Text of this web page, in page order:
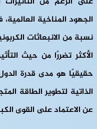
الجهود المناخية
نسبة من الانبعاثات
الأكثر تضررًا من حيث
حقيقيًا هو مدى قدرة الدول
الذاتية لتطوير الطاقة
عن الاعتماد على القوى